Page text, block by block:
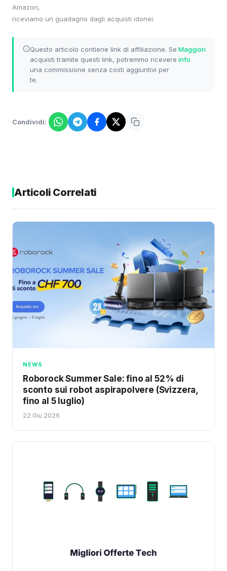
Amazon,
riceviamo un guadagno dagli acquisti idonei.
Questo articolo contiene link di affiliazione. Se
acquisti tramite questi link, potremmo ricevere
una commissione senza costi aggiuntivi per
te.
Maggiori
info
Condividi:
Articoli Correlati
NEWS
Roborock Summer Sale: fino al 52% di
sconto sui robot aspirapolvere (Svizzera,
fino al 5 luglio)
22 Giu 2026